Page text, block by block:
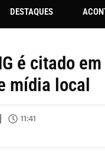
DESTAQUES
é citado
mídia local
11:41